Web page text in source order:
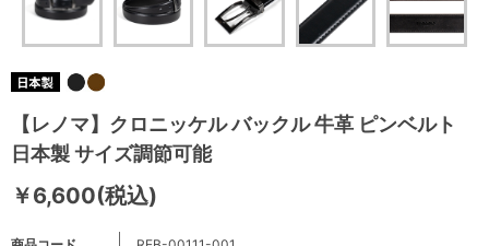
【レノマ】クロニッケル バックル 牛革 ピンベルト
日本製 サイズ調節可能
￥6,600(税込)